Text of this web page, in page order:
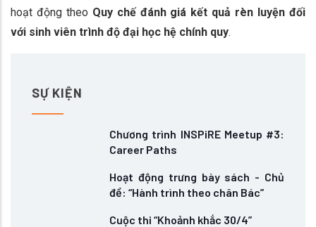
hoạt động theo Quy chế đánh giá kết quả rèn luyện đối
với sinh viên trình độ đại học hệ chính quy.
SỰ KIỆN
Chương trình INSPiRE Meetup #3:
Career Paths
Hoạt động trưng bày sách - Chủ
đề: “Hành trình theo chân Bác”
Cuộc thi “Khoảnh khắc 30/4”